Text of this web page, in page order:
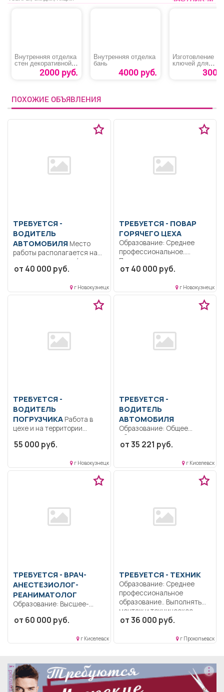
Внутренняя отделка
стен декоративной
штукатуркой2000 руб.
Внутренняя отделка
бань
4000 руб.
Изготовление
ключей для
домофонов300
ПОХОЖИЕ ОБЪЯВЛЕНИЯ
ТРЕБУЕТСЯ -
ВОДИТЕЛЬ
АВТОМОБИЛЯ
работы располагается на
территории 1 НГКБ. (не
Автобаза,...
от 40 000 руб.
г Новокузнецк
ТРЕБУЕТСЯ - ПОВАР
ГОРЯЧЕГО ЦЕХА
Образование: Среднее
профессиональное..
Приготовление горячих
блюд, контроль
от 40 000 руб.
г Новокузнецк
ТРЕБУЕТСЯ -
ВОДИТЕЛЬ
ПОГРУЗЧИКА
цехе и на территории
укладка в...
55 000 руб.
г Новокузнецк
ТРЕБУЕТСЯ -
ВОДИТЕЛЬ
АВТОМОБИЛЯ
Образование: Общее
образование.. Доставка
работников организации до
от 35 221 руб.
г Киселевск
ТРЕБУЕТСЯ - ВРАЧ-
АНЕСТЕЗИОЛОГ-
РЕАНИМАТОЛОГ
Образование: Высшее-
магистратура.
Дисциплинированность..
должностной...
от 60 000 руб.
г Киселевск
ТРЕБУЕТСЯ - ТЕХНИК
Образование: Среднее
профессиональное
образование.. Выполнять
монтаж и техническое
обслуживание...
от 36 000 руб.
г Прокопьевск
реклама